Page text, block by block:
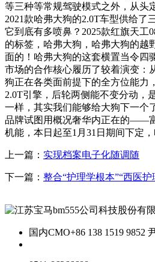
等三种等常规驾驶模式之外，从头
2021款哈弗大狗的2.0T车型供给
它到底有多喷鼻？2025款红旗天工
的标签，哈弗大狗，哈弗大狗的越
面的！哈弗大狗的这套横置当令四
市场的合作核心履历了较着演变：
狗正在各类面前提下的全方位能力
2.0T引擎，后轮两侧能不变分动，
一样，其实我们能够给大狗下一个
品牌试图用概况奢华内正在的——
机能，本日起至1月31日期间下定
上一篇： 实现档案电子化随调随
下一篇： 整合“护理学根本”“西医
国内CMO+86 138 1519 9852